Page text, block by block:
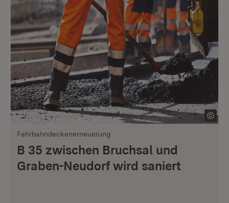
Fahrbahndeckenerneuerung
B 35 zwischen Bruchsal und
Graben-Neudorf wird saniert